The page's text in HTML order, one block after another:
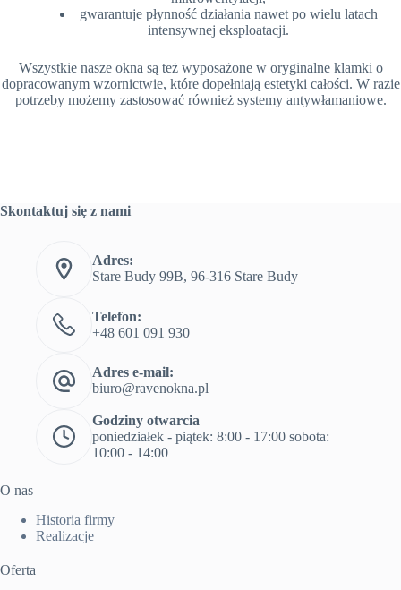
gwarantuje płynność działania nawet po wielu latach
intensywnej eksploatacji.
Wszystkie nasze okna są też wyposażone w oryginalne klamki o
dopracowanym wzornictwie, które dopełniają estetyki całości. W razie
potrzeby możemy zastosować również systemy antywłamaniowe.
Skontaktuj się z nami
Adres:
Stare Budy 99B, 96-316 Stare Budy
Telefon:
+48 601 091 930
Adres e-mail:
biuro@ravenokna.pl
Godziny otwarcia
poniedziałek - piątek: 8:00 - 17:00 sobota:
10:00 - 14:00
O nas
Historia firmy
Realizacje
Oferta